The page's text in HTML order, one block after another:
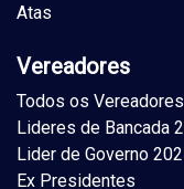
Atas
Vereadores
Todos os Vereadores
Lideres de Bancada
Lider de Governo
Ex Presidentes